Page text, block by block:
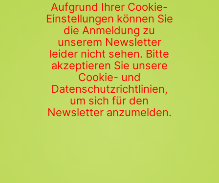
Aufgrund Ihrer Cookie-
Einstellungen können Sie
die Anmeldung zu
unserem Newsletter
leider nicht sehen. Bitte
akzeptieren Sie unsere
Cookie- und
Datenschutzrichtlinien,
um sich für den
Newsletter anzumelden.